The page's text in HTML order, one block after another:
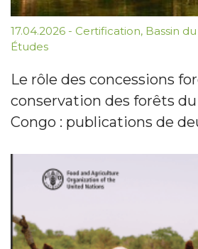
17.04.2026 - Certification, Bassin
Études
Le rôle des concessions
conservation des forêts
Congo : publications de